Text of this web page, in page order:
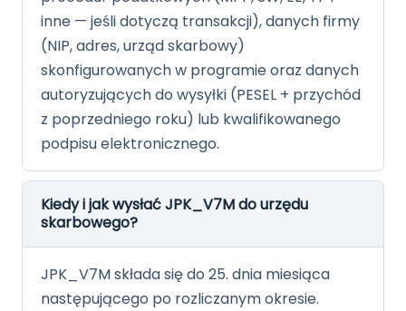
inne — jeśli dotyczą transakcji), danych firmy
(NIP, adres, urząd skarbowy)
skonfigurowanych w programie oraz danych
autoryzujących do wysyłki (PESEL + przychód
z poprzedniego roku) lub kwalifikowanego
podpisu elektronicznego.
Kiedy i jak wysłać JPK_V7M do urzędu
skarbowego?
JPK_V7M składa się do 25. dnia miesiąca
następującego po rozliczanym okresie.